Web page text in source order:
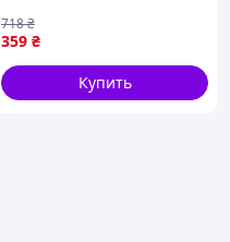
светодиодный 1200 люмен
359 ₴
718₴
Купить